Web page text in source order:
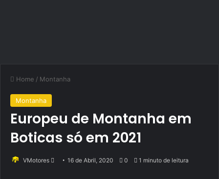
Home / Montanha
Montanha
Europeu de Montanha em
Boticas só em 2021
VMotores
Send16 de Abril, 2020 0 1 minuto de leitura